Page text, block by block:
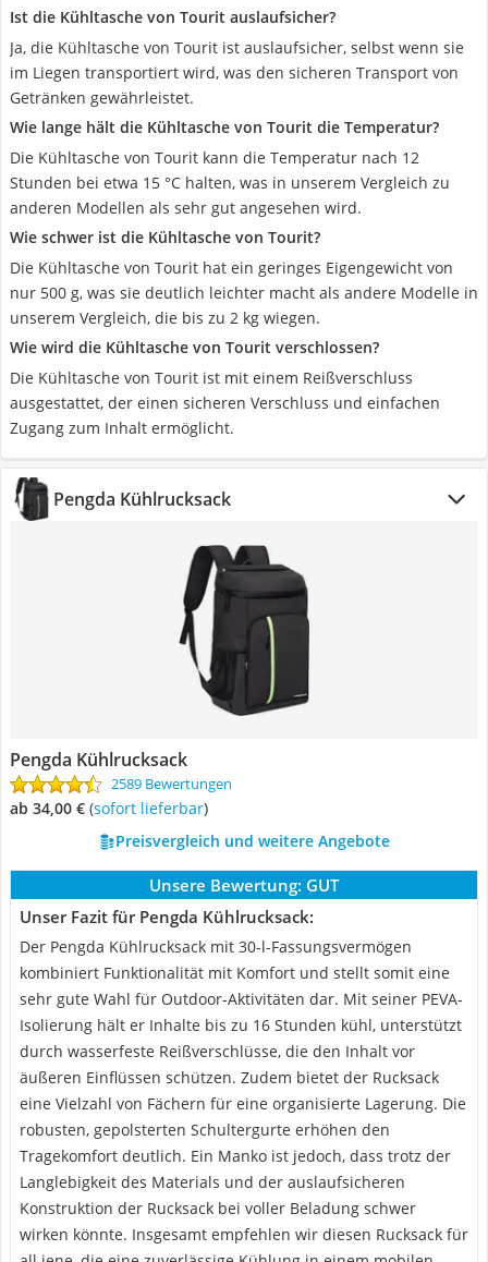
Ist die Kühltasche von Tourit auslaufsicher?
Ja, die Kühltasche von Tourit ist auslaufsicher, selbst wenn sie
im Liegen transportiert wird, was den sicheren Transport von
Getränken gewährleistet.
Wie lange hält die Kühltasche von Tourit die Temperatur?
Die Kühltasche von Tourit kann die Temperatur nach 12
Stunden bei etwa 15 °C halten, was in unserem Vergleich zu
anderen Modellen als sehr gut angesehen wird.
Wie schwer ist die Kühltasche von Tourit?
Die Kühltasche von Tourit hat ein geringes Eigengewicht von
nur 500 g, was sie deutlich leichter macht als andere Modelle in
unserem Vergleich, die bis zu 2 kg wiegen.
Wie wird die Kühltasche von Tourit verschlossen?
Die Kühltasche von Tourit ist mit einem Reißverschluss
ausgestattet, der einen sicheren Verschluss und einfachen
Zugang zum Inhalt ermöglicht.
Pengda Kühlrucksack
Pengda Kühlrucksack
2589 Bewertungen
ab 34,00 € ( Sofort lieferbar)
Preisvergleich und weitere Angebote
Unsere Bewertung: GUT
Unser Fazit für Pengda Kühlrucksack:
Der Pengda Kühlrucksack mit 30-l-Fassungsvermögen
kombiniert Funktionalität mit Komfort und stellt somit eine
sehr gute Wahl für Outdoor-Aktivitäten dar. Mit seiner PEVA-
Isolierung hält er Inhalte bis zu 16 Stunden kühl, unterstützt
durch wasserfeste Reißverschlüsse, die den Inhalt vor
äußeren Einflüssen schützen. Zudem bietet der Rucksack
eine Vielzahl von Fächern für eine organisierte Lagerung. Die
robusten, gepolsterten Schultergurte erhöhen den
Tragekomfort deutlich. Ein Manko ist jedoch, dass trotz der
Langlebigkeit des Materials und der auslaufsicheren
Konstruktion der Rucksack bei voller Beladung schwer
wirken könnte. Insgesamt empfehlen wir diesen Rucksack für